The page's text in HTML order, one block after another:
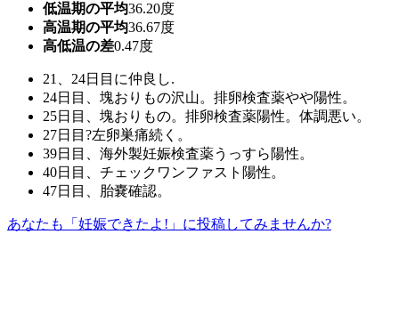
低温期の平均36.20度
高温期の平均36.67度
高低温の差0.47度
21、24日目に仲良し.
24日目、塊おりもの沢山。排卵検査薬やや陽性。
25日目、塊おりもの。排卵検査薬陽性。体調悪い。
27日目?左卵巣痛続く。
39日目、海外製妊娠検査薬うっすら陽性。
40日目、チェックワンファスト陽性。
47日目、胎嚢確認。
あなたも「妊娠できたよ!」に投稿してみませんか?